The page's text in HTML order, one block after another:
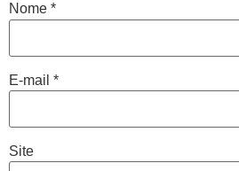
Nome *
E-mail *
Site
avaliação clínica da sua coluna e
(011) 2091-